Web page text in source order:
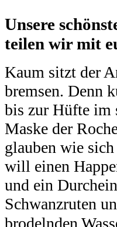
Unsere
teilen wir mit
Kaum sitzt der
bremsen. Denn
bis zur Hüfte im
Maske der
glauben wie
will einen
und ein
Schwanzruten
brodelnden